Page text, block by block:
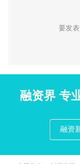
要发
融资界 专
融资